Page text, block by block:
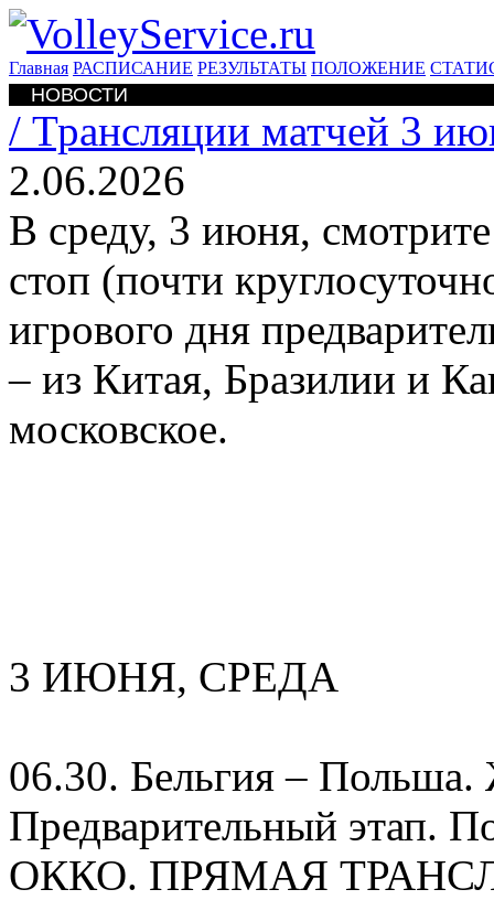
Главная РАСПИСАНИЕ РЕЗУЛЬТАТЫ ПОЛОЖЕНИЕ
НОВОСТИ
/ Трансляции матчей 3
2.06.2026
В среду, 3 июня,
стоп (почти
игрового дня
– из Китая, Бразилии и
московское.
3 ИЮНЯ, СРЕДА
06.30. Бельгия –
Предварительный этап.
ОККО. ПРЯМАЯ